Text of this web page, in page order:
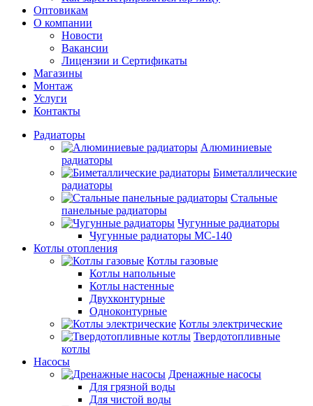
Оптовикам
О компании
Новости
Вакансии
Лицензии и Сертификаты
Магазины
Монтаж
Услуги
Контакты
Радиаторы
Алюминиевые
радиаторы
Биметаллические
радиаторы
Стальные
панельные радиаторы
Чугунные радиаторы
Чугунные радиаторы МС-140
Котлы отопления
Котлы газовые
Котлы напольные
Котлы настенные
Двухконтурные
Одноконтурные
Котлы электрические
Твердотопливные
котлы
Насосы
Дренажные насосы
Для грязной воды
Для чистой воды